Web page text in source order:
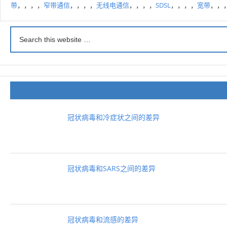
带，，，， 窄带通信，，，， 无线电通信，，，， SDSL，，，， 宽带，，
冠状病毒和冷症状之间的差异
冠状病毒和SARS之间的差异
冠状病毒和流感的差异